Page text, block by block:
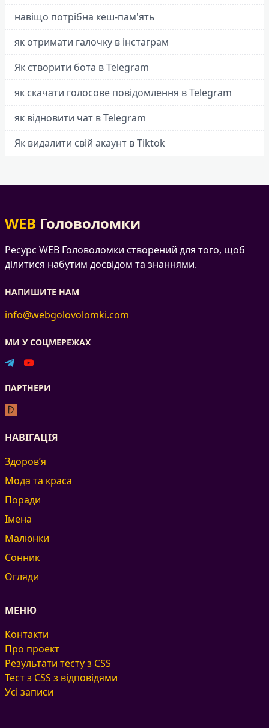
навіщо потрібна кеш-пам'ять
як отримати галочку в інстаграм
Як створити бота в Telegram
як скачати голосове повідомлення в Telegram
як відновити чат в Telegram
Як видалити свій акаунт в Tiktok
WEB Головоломки
Ресурс WEB Головоломки створений для того, щоб
ділитися набутим досвідом та знаннями.
НАПИШИТЕ НАМ
info@webgolovolomki.com
МИ У СОЦМЕРЕЖАХ
ПАРТНЕРИ
НАВІГАЦІЯ
Здоров’я
Мода та краса
Поради
Імена
Малюнки
Сонник
Огляди
МЕНЮ
Контакти
Про проект
Результати тесту з CSS
Тест з CSS з відповідями
Усі записи